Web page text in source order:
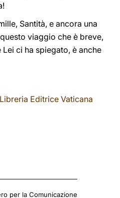
Santità, e ancora una
viaggio che è breve,
ci ha spiegato, è anche
Editrice Vaticana
per la Comunicazione